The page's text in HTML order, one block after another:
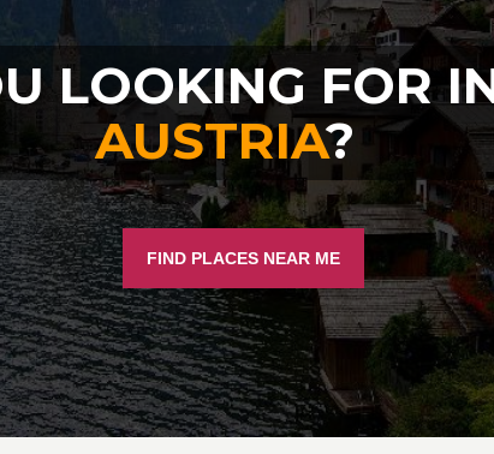
LOOKING FOR
AUSTRIA?
FIND PLACES NEAR ME